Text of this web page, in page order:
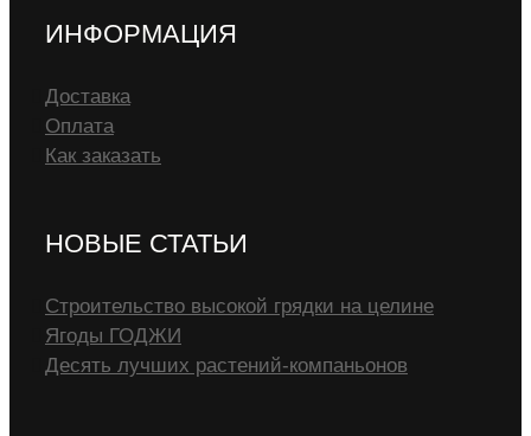
ИНФОРМАЦИЯ
Доставка
Оплата
Как заказать
НОВЫЕ СТАТЬИ
Строительство высокой грядки на целине
Ягоды ГОДЖИ
Десять лучших растений-компаньонов